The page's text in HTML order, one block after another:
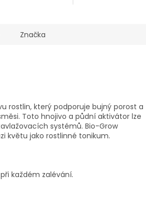
Značka
rostlin, který podporuje bujný porost a
Toto hnojivo a půdní aktivátor lze
systémů. Bio-Grow
květu jako rostlinné tonikum.
každém zalévání.